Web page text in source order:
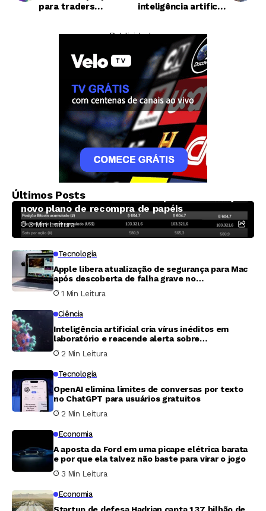
para traders
inteligência artificial
públicos dos
usuários
— Publicidade —
Últimos Posts
Méliuz amplia fatia de Bitcoin por cota e lança
novo plano de recompra de papéis
3 Min Leitura
Tecnologia
Apple libera atualização de segurança para Mac
após descoberta de falha grave no
Compartilhamento de Tela
1 Min Leitura
Ciência
Inteligência artificial cria vírus inéditos em
laboratório e reacende alerta sobre
biossegurança
2 Min Leitura
Tecnologia
OpenAI elimina limites de conversas por texto
no ChatGPT para usuários gratuitos
2 Min Leitura
Economia
A aposta da Ford em uma picape elétrica barata
e por que ela talvez não baste para virar o jogo
3 Min Leitura
Economia